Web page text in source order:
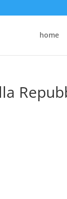
home